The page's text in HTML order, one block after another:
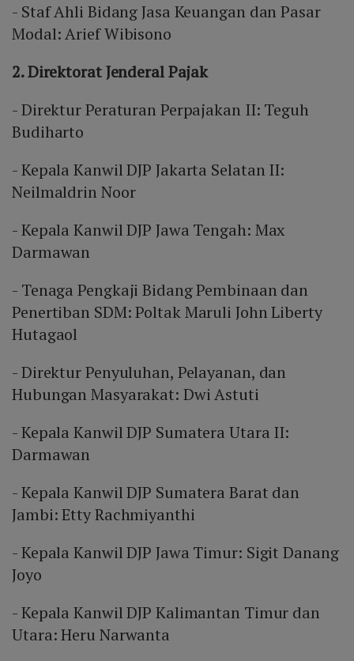
- Staf Ahli Bidang Jasa Keuangan dan Pasar
Modal: Arief Wibisono
2. Direktorat Jenderal Pajak
- Direktur Peraturan Perpajakan II: Teguh
Budiharto
- Kepala Kanwil DJP Jakarta Selatan II:
Neilmaldrin Noor
- Kepala Kanwil DJP Jawa Tengah: Max
Darmawan
- Tenaga Pengkaji Bidang Pembinaan dan
Penertiban SDM: Poltak Maruli John Liberty
Hutagaol
- Direktur Penyuluhan, Pelayanan, dan
Hubungan Masyarakat: Dwi Astuti
- Kepala Kanwil DJP Sumatera Utara II:
Darmawan
- Kepala Kanwil DJP Sumatera Barat dan
Jambi: Etty Rachmiyanthi
- Kepala Kanwil DJP Jawa Timur: Sigit Danang
Joyo
- Kepala Kanwil DJP Kalimantan Timur dan
Utara: Heru Narwanta